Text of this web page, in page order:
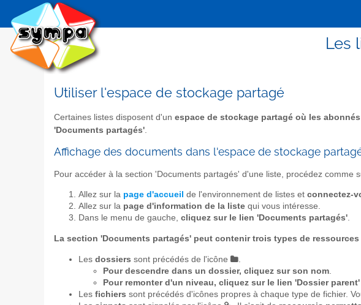
Les
Utiliser l'espace de stockage partagé
Certaines listes disposent d'un espace de stockage partagé où les
'Documents partagés'
Affichage des documents dans l'espace de stockage
Pour accéder à la section 'Documents partagés' d'une liste, procédez comme
Allez sur la page d'accueil de l'environnement de listes et connectez-
Allez sur la page d'information de la liste qui vous intéresse.
Dans le menu de gauche, cliquez sur le lien 'Documents partagés'.
La section 'Documents partagés' peut contenir trois types de ressources
Les dossiers sont précédés de l'icône
Pour descendre dans un dossier, cliquez sur son nom
Pour remonter d'un niveau, cliquez sur le lien 'Dossier parent'
Les fichiers sont précédés d'icônes propres à chaque type de fichier.